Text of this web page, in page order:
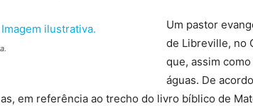
Um pastor
de Libreville, no
que, assim
águas. De
em referência ao trecho do livro bíblico de